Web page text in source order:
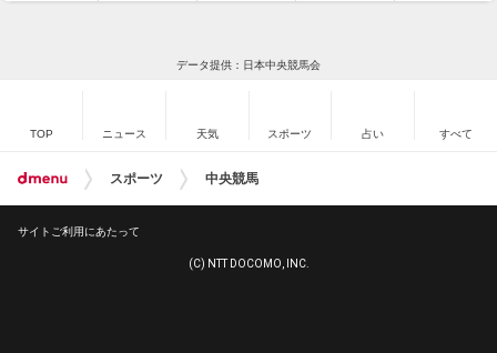
データ提供：日本中央競馬会
TOP ニュース 天気 スポーツ 占い すべて
スポーツ 中央競馬
サイトご利用にあたって
(C) NTT DOCOMO, INC.